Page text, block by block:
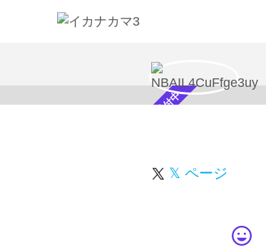
スカウト受付中
𝕏 ページ